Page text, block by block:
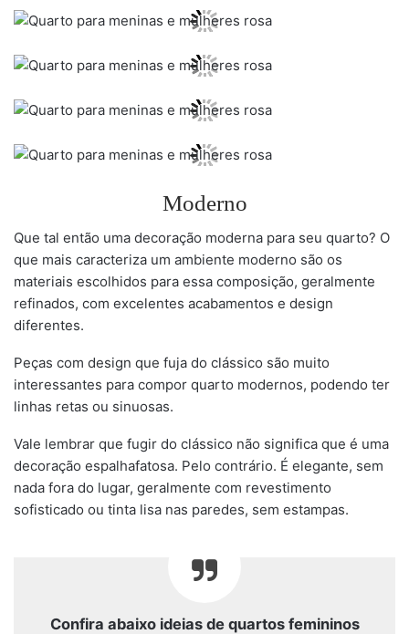
Moderno
Que tal então uma decoração moderna para seu quarto? O
que mais caracteriza um ambiente moderno são os
materiais escolhidos para essa composição, geralmente
refinados, com excelentes acabamentos e design
diferentes.
Peças com design que fuja do clássico são muito
interessantes para compor quarto modernos, podendo ter
linhas retas ou sinuosas.
Vale lembrar que fugir do clássico não significa que é uma
decoração espalhafatosa. Pelo contrário. É elegante, sem
nada fora do lugar, geralmente com revestimento
sofisticado ou tinta lisa nas paredes, sem estampas.
Confira abaixo ideias de quartos femininos